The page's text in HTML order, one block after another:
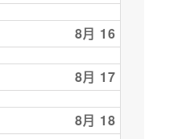
8月 16
8月 17
8月 18